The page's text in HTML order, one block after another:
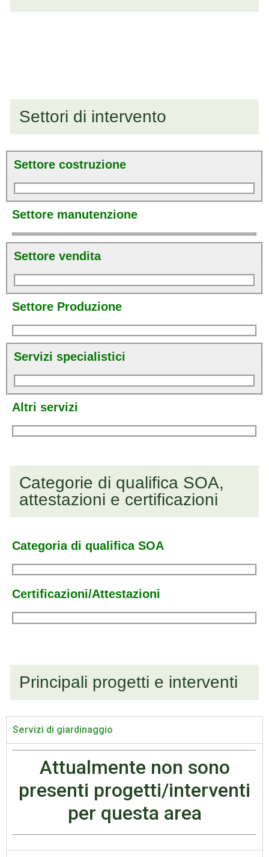
Settori di intervento
Settore costruzione
Settore manutenzione
Settore vendita
Settore Produzione
Servizi specialistici
Altri servizi
Categorie di qualifica SOA,
attestazioni e certificazioni
Categoria di qualifica SOA
Certificazioni/Attestazioni
Principali progetti e interventi
Servizi di giardinaggio
Attualmente non sono
presenti progetti/interventi
per questa area